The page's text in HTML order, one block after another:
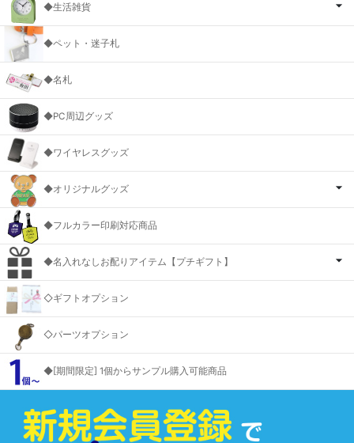
◆生活雑貨
◆ペット・迷子札
◆名札
◆PC周辺グッズ
◆ワイヤレスグッズ
◆オリジナルグッズ
◆フルカラー印刷対応商品
◆名入れなしお配りアイテム【プチギフト】
◇ギフトオプション
◇パーツオプション
◆[期間限定] 1個からサンプル購入可能商品